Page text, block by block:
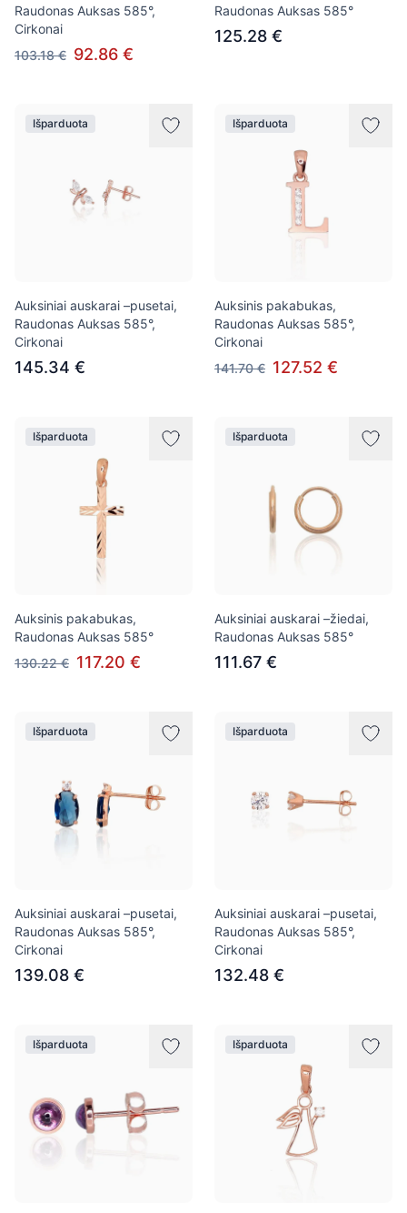
Raudonas Auksas 585°,
Cirkonai
103.18 € 92.86 €
Raudonas Auksas 585°
125.28 €
Išparduota
Auksiniai auskarai –pusetai,
Raudonas Auksas 585°,
Cirkonai
145.34 €
Išparduota
Auksinis pakabukas,
Raudonas Auksas 585°,
Cirkonai
141.70 € 127.52 €
Išparduota
Auksinis pakabukas,
Raudonas Auksas 585°
130.22 € 117.20 €
Išparduota
Auksiniai auskarai –žiedai,
Raudonas Auksas 585°
111.67 €
Išparduota
Auksiniai auskarai –pusetai,
Raudonas Auksas 585°,
Cirkonai
139.08 €
Išparduota
Auksiniai auskarai –pusetai,
Raudonas Auksas 585°,
Cirkonai
132.48 €
Išparduota Išparduota